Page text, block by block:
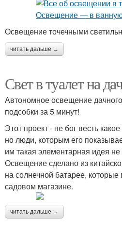
Освещение точечными
читать дальше →
Свет в туалет на
Автономное освещение
подсобки за 5 минут!
Этот проект - не бог весть
но люди, которым его
им такая элементарная идея
Освещение сделано из
на солнечной батарее,
садовом магазине.
читать дальше →